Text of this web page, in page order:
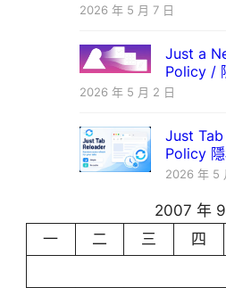
2026 年 5 月 7 日
Just a
Policy /
2026 年 5 月 2 日
Just
Policy
2026 年 5
2007 年 9
一
二 三 四